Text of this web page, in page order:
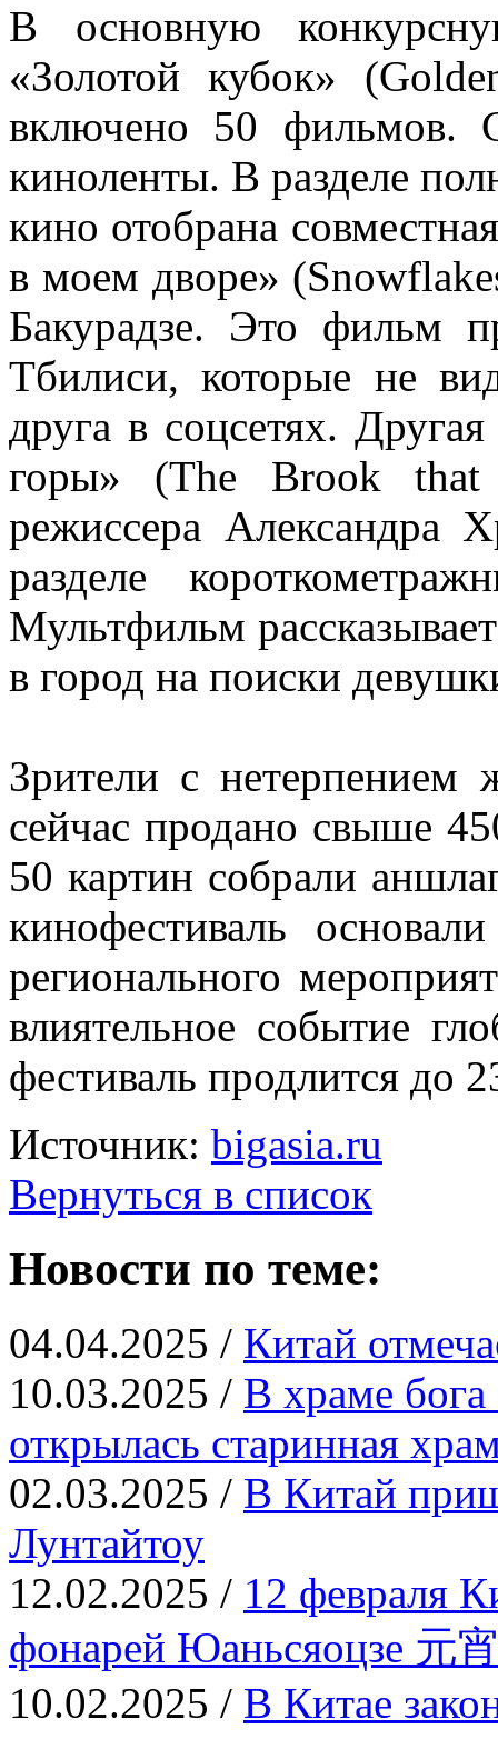
В основную
«Золотой кубок»
включено 50 фильмов.
киноленты. В разделе
кино отобрана
в моем дворе»
Бакурадзе. Это фильм
Тбилиси, которые не
друга в соцсетях.
горы» (The Brook
режиссера Александра
разделе
Мультфильм
в город на поиски
Зрители с нетерпением
сейчас продано свыше
50 картин собрали
кинофестиваль
регионального
влиятельное событие
фестиваль продлится до
Источник: bigasia.ru
Вернуться в список
Новости по теме:
04.04.2025 / Китай
10.03.2025 / В храме
открылась старинная
02.03.2025 / В Китай
Лунтайтоу
12.02.2025 / 12 февраля
фонарей Юаньсяоцзе 元
10.02.2025 / В Китае